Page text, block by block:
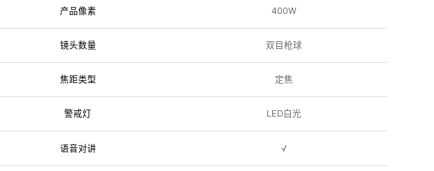
产品像素 400W
镜头数量 双目枪球
焦距类型 定焦
警戒灯 LED白光
语音对讲 √